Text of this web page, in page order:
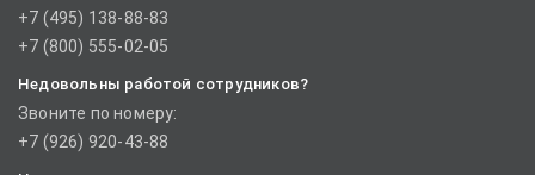
+7 (495) 138-88-83
+7 (800) 555-02-05
Недовольны работой сотрудников?
Звоните по номеру:
+7 (926) 920-43-88